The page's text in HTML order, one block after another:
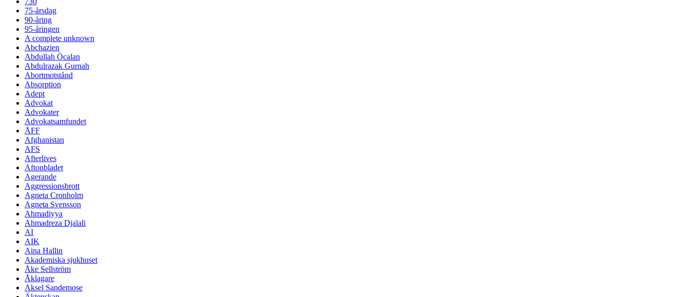
75-årsdag
90-åring
95-åringen
A complete unknown
Abchazien
Abdullah Öcalan
Abdulrazak Gurnah
Abortmotstånd
Absorption
Adept
Advokat
Advokater
Advokatsamfundet
ÅFF
Afghanistan
AFS
Afterlives
Aftonbladet
Agerande
Aggressionsbrott
Agneta Cronholm
Agneta Svensson
Ahmadiyya
Ahmadreza Djalali
AI
AIK
Aina Hallin
Akademiska sjukhuset
Åke Sellström
Åklagare
Aksel Sandemose